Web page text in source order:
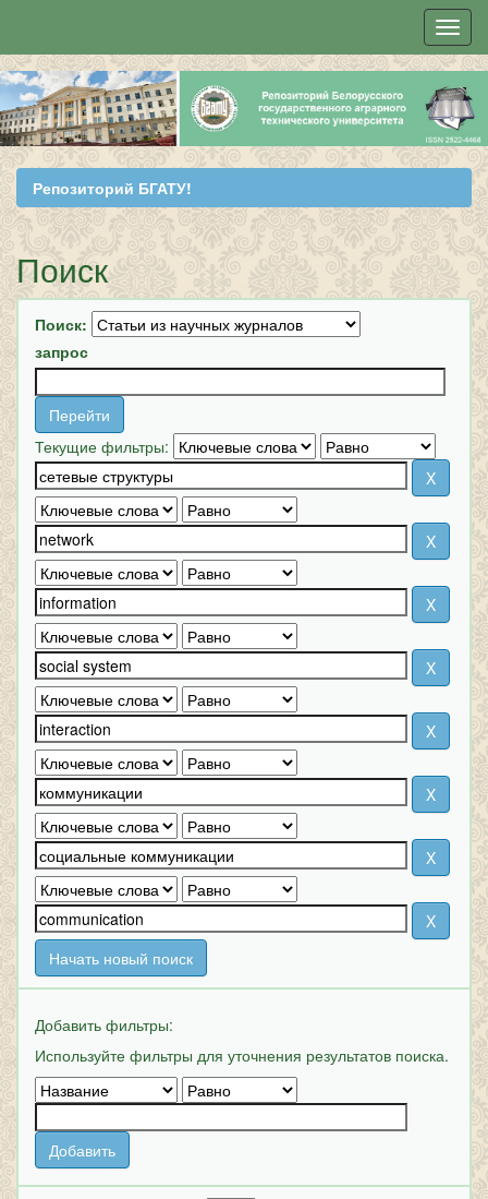
Skip
navigation
Репозиторий БГАТУ!
Поиск
Поиск:
запрос
Текущие фильтры:
Начать новый поиск
Добавить фильтры:
Используйте фильтры для уточнения результатов поиска.